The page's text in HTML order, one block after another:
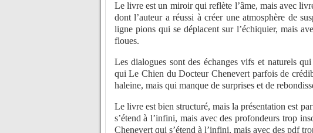
Le livre est un miroir qui reflète l’âme, mais avec
dont l’auteur a réussi à créer une atmosphère de
ligne pions qui se déplacent sur l’échiquier, mais
floues.
Les dialogues sont des échanges vifs et naturels
qui Le Chien du Docteur Chenevert parfois de
haleine, mais qui manque de surprises et de
Le livre est bien structuré, mais la présentation est
s’étend à l’infini, mais avec des profondeurs trop
Chenevert qui s’étend à l’infini, mais avec des pdf